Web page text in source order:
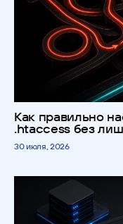
Как правильно
.htaccess без
30 июля, 2026